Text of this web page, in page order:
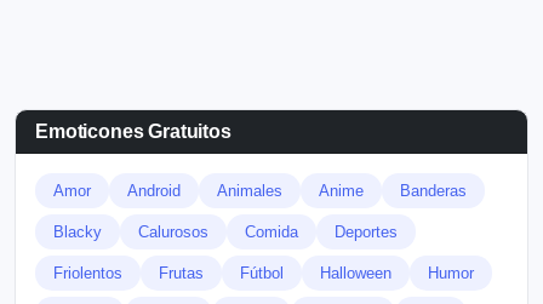
Emoticones Gratuitos
Amor Android Animales Anime Banderas
Blacky Calurosos Comida Deportes
Friolentos Frutas Fútbol Halloween Humor